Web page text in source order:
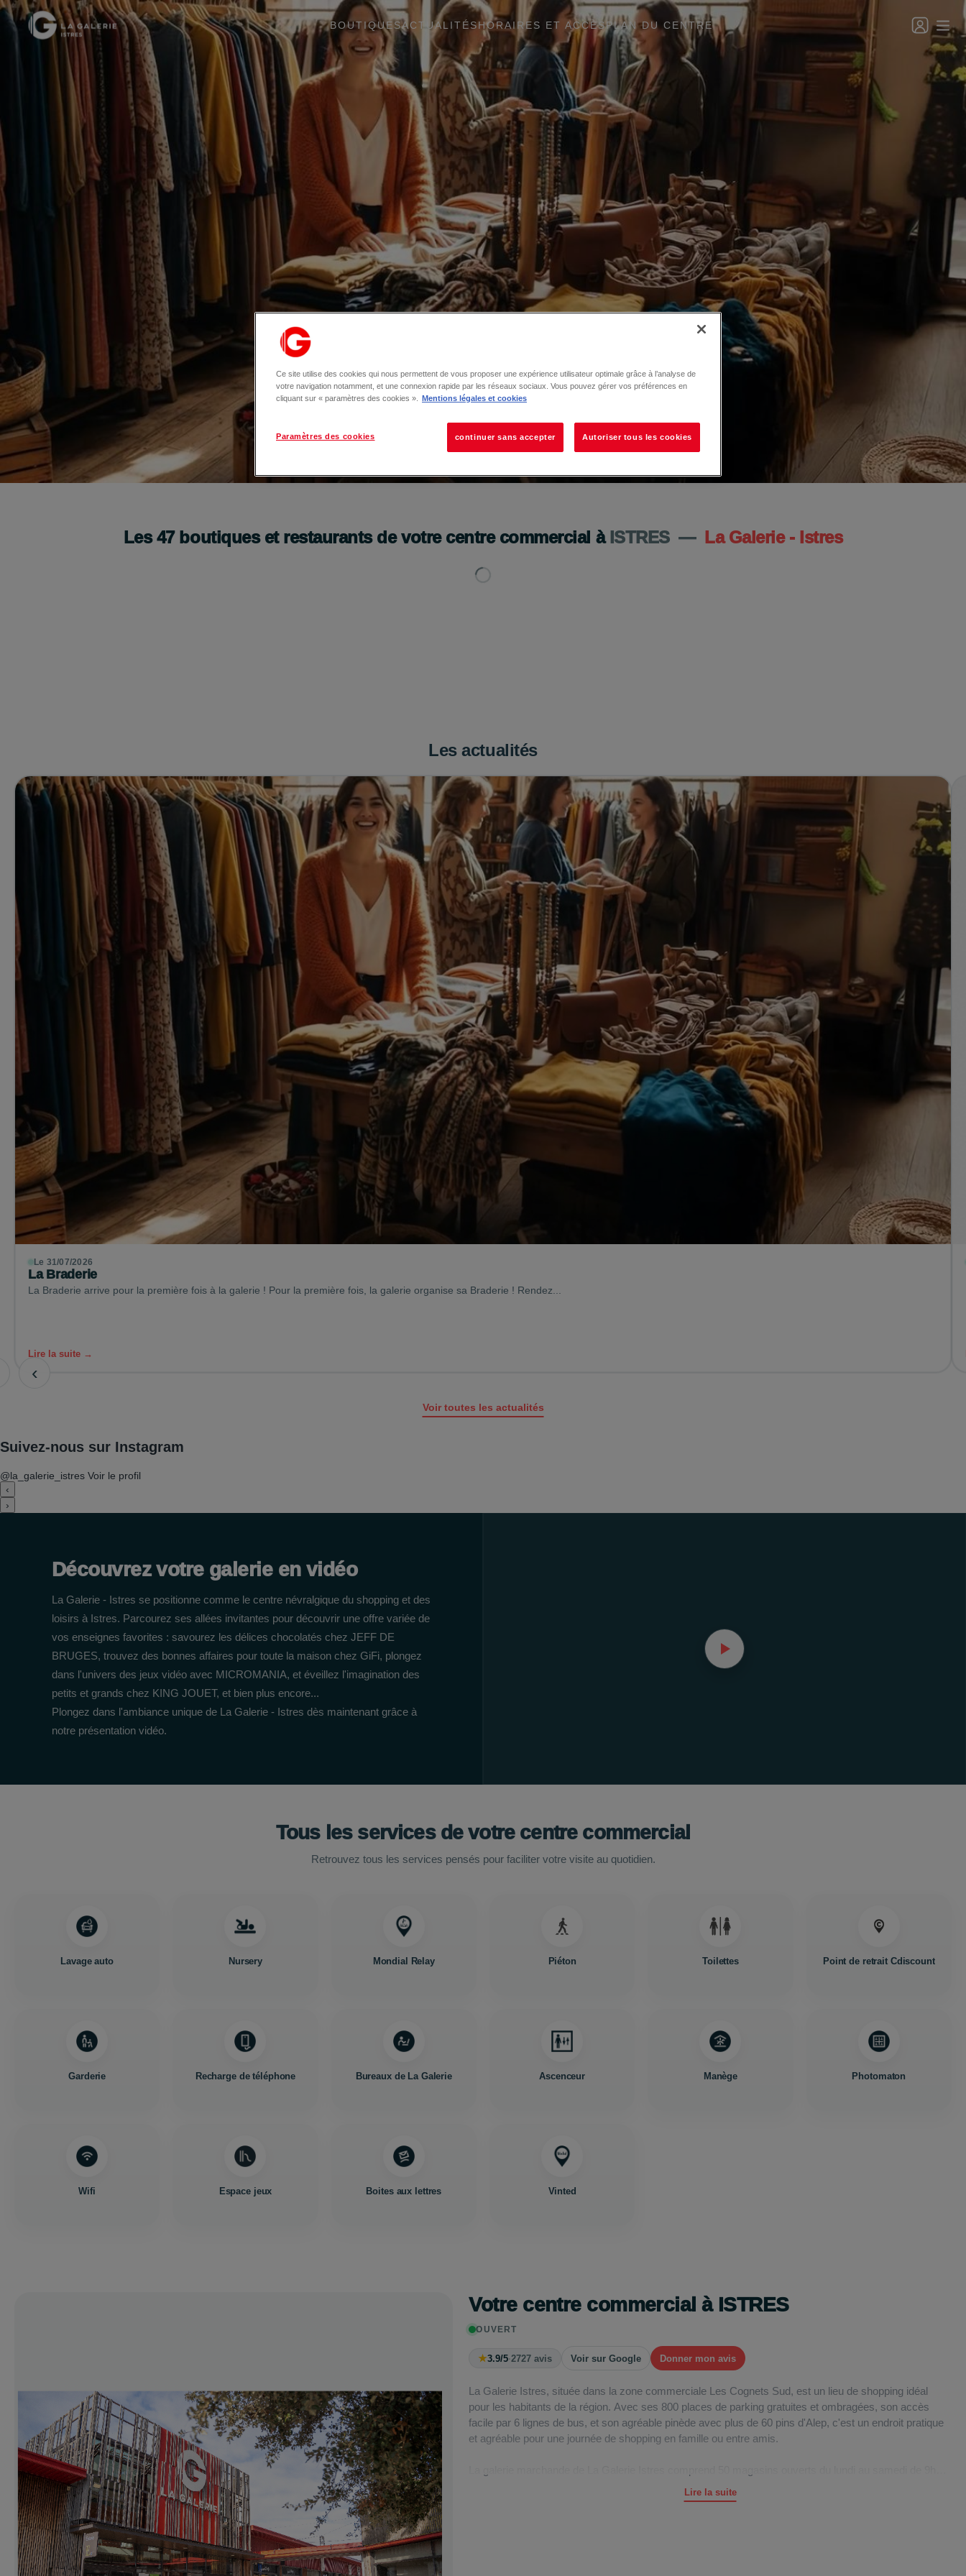
BOUTIQUESACTUALITÉSHORAIRES ET ACCÈSPLAN DU CENTRE
Les47boutiques et restaurants de votre centre commercial à ISTRES — La Galerie - Istres
Les actualités
Le 31/07/2026
La Braderie
La Braderie arrive pour la première fois à la galerie ! Pour la première fois, la galerie organise sa Braderie ! Rendez...
Lire la suite →
‹
Voir toutes les actualités
Suivez-nous sur Instagram
@la_galerie_istres Voir le profil
‹
›
Découvrez votre galerie en vidéo
La Galerie - Istres se positionne comme le centre névralgique du shopping et des
loisirs à Istres. Parcourez ses allées invitantes pour découvrir une offre variée de
vos enseignes favorites : savourez les délices chocolatés chez JEFF DE
BRUGES, trouvez des bonnes affaires pour toute la maison chez GiFi, plongez
dans l'univers des jeux vidéo avec MICROMANIA, et éveillez l'imagination des
petits et grands chez KING JOUET, et bien plus encore...
Plongez dans l'ambiance unique de La Galerie - Istres dès maintenant grâce à
notre présentation vidéo.
Tous les services de votre centre commercial
Retrouvez tous les services pensés pour faciliter votre visite au quotidien.
Lavage auto Nursery Mondial Relay Piéton Toilettes Point de retrait Cdiscount
Garderie Recharge de téléphone Bureaux de La Galerie Ascenceur Manège Photomaton
Wifi Espace jeux Boites aux lettres Vinted
Votre centre commercial à ISTRES
OUVERT
★3.9/5·2727 avis Voir sur Google Donner mon avis
La Galerie Istres, située dans la zone commerciale Les Cognets Sud, est un lieu de shopping idéal
pour les habitants de la région. Avec ses 800 places de parking gratuites et ombragées, son accès
facile par 6 lignes de bus, et son agréable pinède avec plus de 60 pins d'Alep, c'est un endroit pratique
et agréable pour une journée de shopping en famille ou entre amis.
à 19h30. Vous y trouverez toutes vos boutiques préférées et une variété de services pour faciliter votre
quotidien. Parmi les enseignes présentes, on compte un hypermarché Auchan, des points presse, une
Lire la suite
Ce site utilise des cookies qui nous permettent de vous proposer une expérience utilisateur optimale grâce à l’analyse de
votre navigation notamment, et une connexion rapide par les réseaux sociaux. Vous pouvez gérer vos préférences en
cliquant sur « paramètres des cookies ».
Mentions légales et cookies
Paramètres des cookies continuer sans accepter Autoriser tous les cookies